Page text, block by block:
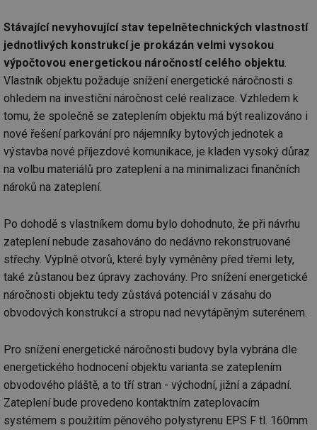
Stávající nevyhovující stav tepelnětechnických vlastností
jednotlivých konstrukcí je prokázán velmi vysokou
výpočtovou energetickou náročností celého objektu
Vlastník objektu požaduje snížení energetické náročnosti s
ohledem na investiční náročnost celé realizace. Vzhledem k
tomu, že společně se zateplením objektu má být realizováno i
nové řešení parkování pro nájemníky bytových jednotek a
výstavba nové příjezdové komunikace, je kladen vysoký důraz
na volbu materiálů pro zateplení a na minimalizaci finančních
nároků na zateplení.
Po dohodě s vlastníkem domu bylo dohodnuto, že při návrhu
zateplení nebude zasahováno do nedávno rekonstruované
střechy. Výplně otvorů, které byly vyměněny před třemi lety,
také zůstanou bez úpravy zachovány. Pro snížení energetické
náročnosti objektu tedy zůstává potenciál v zásahu do
obvodových konstrukcí a stropu nad nevytápěným suterénem.
Pro snížení energetické náročnosti budovy byla vybrána dle
energetického hodnocení objektu varianta se zateplením
obvodového pláště, a to tří stran - východní, jižní a západní.
Zateplení bude provedeno kontaktním zateplovacím
systémem s použitím pěnového polystyrenu EPS F tl. 160mm